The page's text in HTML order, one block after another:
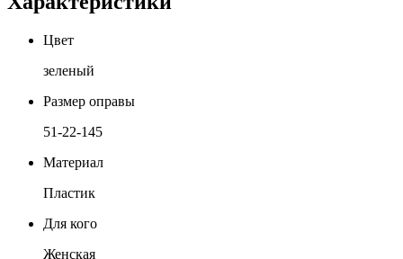
Цвет
зеленый
Размер оправы
51-22-145
Материал
Пластик
Для кого
Женская